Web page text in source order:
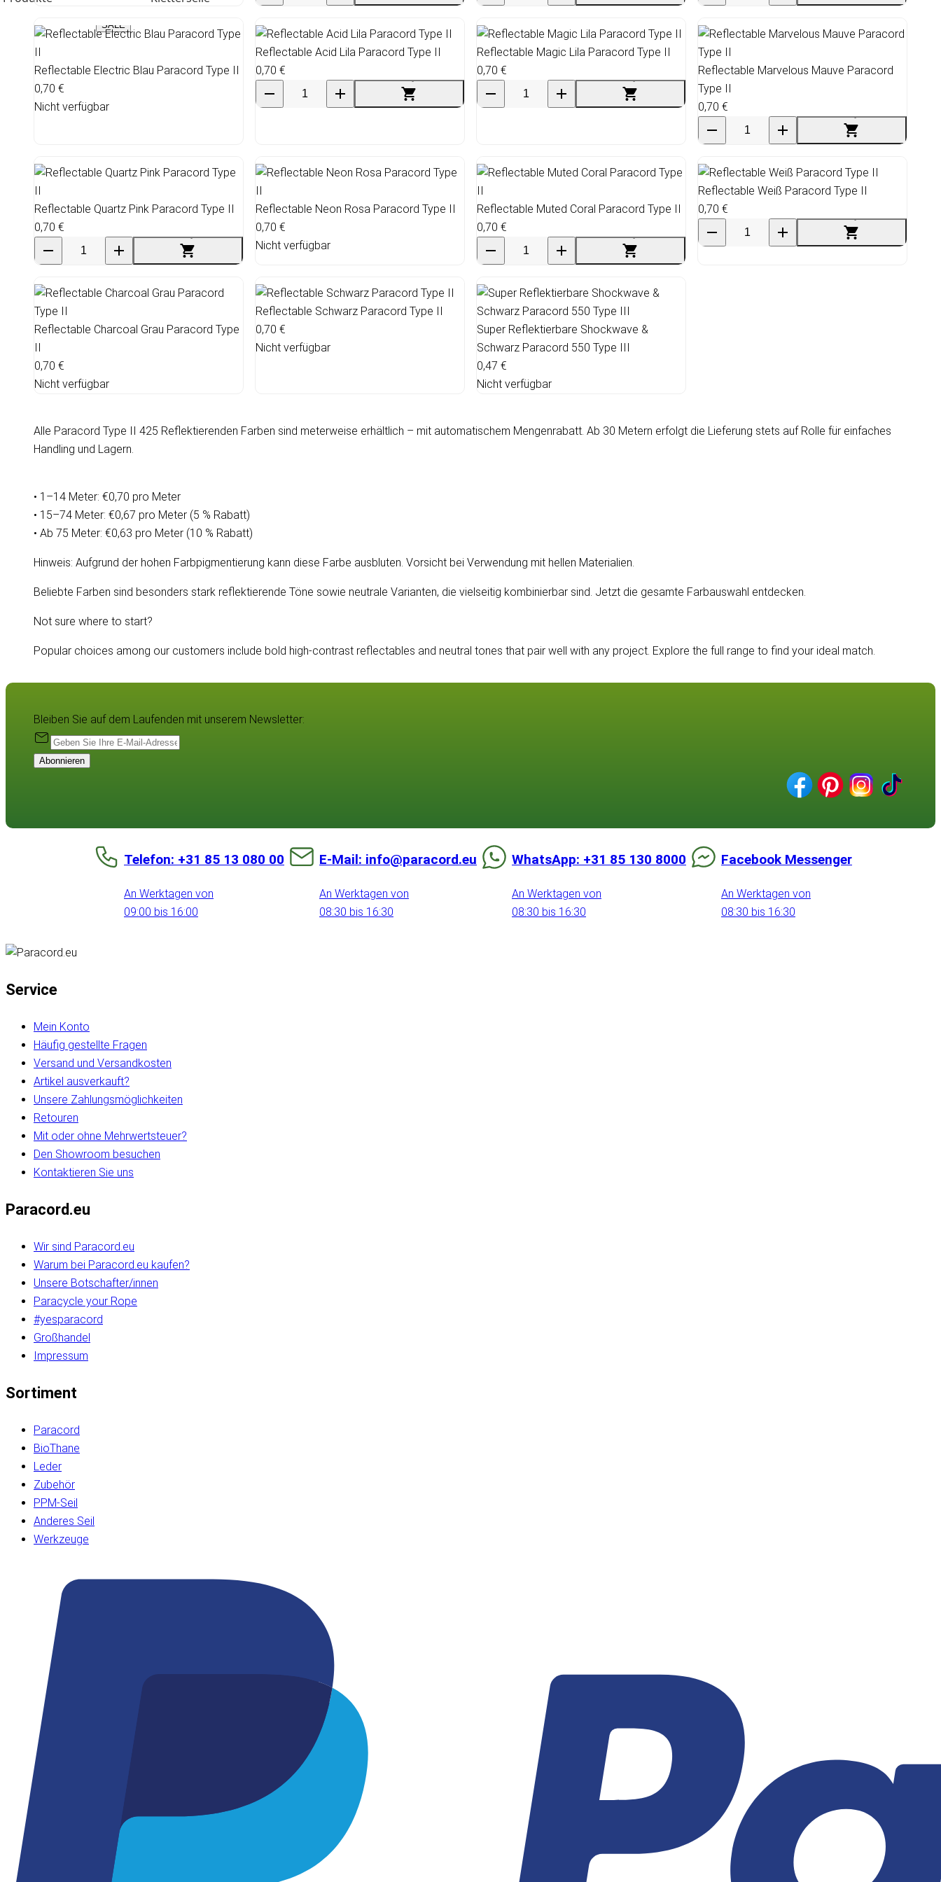
SALE
Reflectable Electric Blau Paracord Type II
0,70 €
Nicht verfügbar
Reflectable Acid Lila Paracord Type II
0,70 €
Reflectable Magic Lila Paracord Type II
0,70 €
Reflectable Marvelous Mauve Paracord
Type II
0,70 €
Reflectable Quartz Pink Paracord Type II
0,70 €
Reflectable Neon Rosa Paracord Type II
0,70 €
Nicht verfügbar
Reflectable Muted Coral Paracord Type II
0,70 €
Reflectable Weiß Paracord Type II
0,70 €
Reflectable Charcoal Grau Paracord Type
II
0,70 €
Nicht verfügbar
Reflectable Schwarz Paracord Type II
0,70 €
Nicht verfügbar
Super Reflektierbare Shockwave &
Schwarz Paracord 550 Type III
0,47 €
Nicht verfügbar
Alle Paracord Type II 425 Reflektierenden Farben sind meterweise erhältlich – mit automatischem Mengenrabatt. Ab 30 Metern erfolgt die Lieferung stets auf Rolle für einfaches
Handling und Lagern.
• 1–14 Meter: €0,70 pro Meter
• 15–74 Meter: €0,67 pro Meter (5 % Rabatt)
• Ab 75 Meter: €0,63 pro Meter (10 % Rabatt)
Hinweis: Aufgrund der hohen Farbpigmentierung kann diese Farbe ausbluten. Vorsicht bei Verwendung mit hellen Materialien.
Beliebte Farben sind besonders stark reflektierende Töne sowie neutrale Varianten, die vielseitig kombinierbar sind. Jetzt die gesamte Farbauswahl entdecken.
Not sure where to start?
Popular choices among our customers include bold high-contrast reflectables and neutral tones that pair well with any project. Explore the full range to find your ideal match.
Bleiben Sie auf dem Laufenden mit unserem Newsletter:
Abonnieren
Telefon: +31 85 13 080 00
An Werktagen von
09:00 bis 16:00
E-Mail: info@paracord.eu
An Werktagen von
08:30 bis 16:30
WhatsApp: +31 85 130 8000
An Werktagen von
08:30 bis 16:30
Facebook Messenger
An Werktagen von
08:30 bis 16:30
Service
Mein Konto
Häufig gestellte Fragen
Versand und Versandkosten
Artikel ausverkauft?
Unsere Zahlungsmöglichkeiten
Retouren
Mit oder ohne Mehrwertsteuer?
Den Showroom besuchen
Kontaktieren Sie uns
Paracord.eu
Wir sind Paracord.eu
Warum bei Paracord.eu kaufen?
Unsere Botschafter/innen
Paracycle your Rope
#yesparacord
Großhandel
Impressum
Sortiment
Paracord
BioThane
Leder
Zubehör
PPM-Seil
Anderes Seil
Werkzeuge